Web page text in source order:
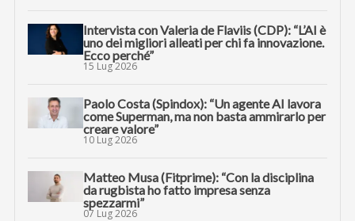
Intervista con Valeria de Flaviis (CDP): “L’AI è
uno dei migliori alleati per chi fa innovazione.
Ecco perché”
15 Lug 2026
Paolo Costa (Spindox): “Un agente AI lavora
come Superman, ma non basta ammirarlo per
creare valore”
10 Lug 2026
Matteo Musa (Fitprime): “Con la disciplina
da rugbista ho fatto impresa senza
spezzarmi”
07 Lug 2026